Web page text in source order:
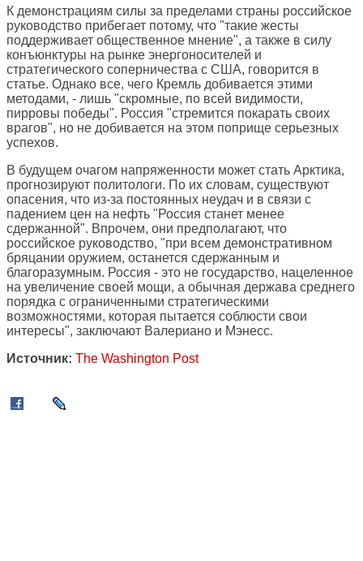
К демонстрациям силы за пределами страны российское
руководство прибегает потому, что "такие жесты
поддерживает общественное мнение", а также в силу
конъюнктуры на рынке энергоносителей и
стратегического соперничества с США, говорится в
статье. Однако все, чего Кремль добивается этими
методами, - лишь "скромные, по всей видимости,
пирровы победы". Россия "стремится покарать своих
врагов", но не добивается на этом поприще серьезных
успехов.
В будущем очагом напряженности может стать Арктика,
прогнозируют политологи. По их словам, существуют
опасения, что из-за постоянных неудач и в связи с
падением цен на нефть "Россия станет менее
сдержанной". Впрочем, они предполагают, что
российское руководство, "при всем демонстративном
бряцании оружием, останется сдержанным и
благоразумным. Россия - это не государство, нацеленное
на увеличение своей мощи, а обычная держава среднего
порядка с ограниченными стратегическими
возможностями, которая пытается соблюсти свои
интересы", заключают Валериано и Мэнесс.
Источник: The Washington Post